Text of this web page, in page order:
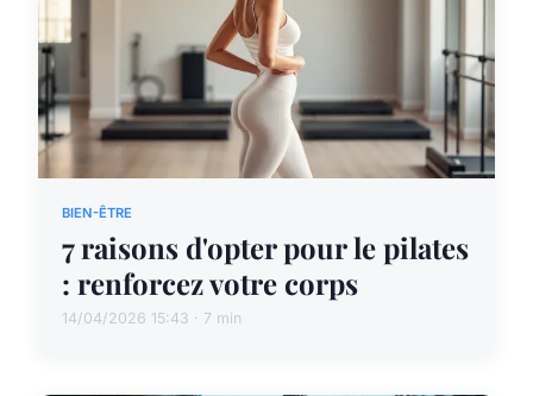
BIEN-ÊTRE
7 raisons d'opter pour le pilates
: renforcez votre corps
14/04/2026 15:43 · 7 min